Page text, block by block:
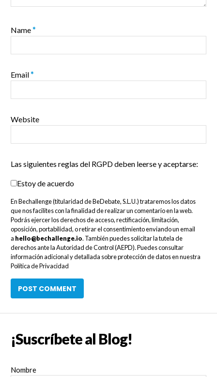
Name*
Email*
Website
Las siguientes reglas del RGPD deben leerse y aceptarse:
Estoy de acuerdo
En Bechallenge (titularidad de BeDebate, S.L.U.) trataremos los datos
que nos facilites con la finalidad de realizar un comentario en la web.
Podrás ejercer los derechos de acceso, rectificación, limitación,
oposición, portabilidad, o retirar el consentimiento enviando un email
a hello@bechallenge.io. También puedes solicitar la tutela de
derechos ante la Autoridad de Control (AEPD). Puedes consultar
información adicional y detallada sobre protección de datos en nuestra
Política de Privacidad
¡Suscríbete al Blog!
Nombre